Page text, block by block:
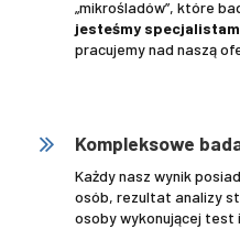
„mikrośladów”, które
jesteśmy
pracujemy nad naszą
Kompleksowe
Każdy nasz wynik
osób, rezultat analizy
osoby wykonującej test